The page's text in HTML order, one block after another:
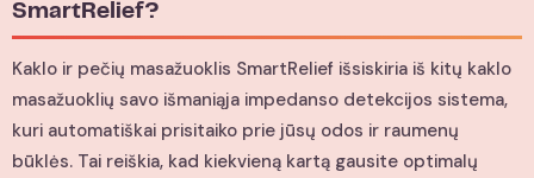
SmartRelief?
Kaklo ir pečių masažuoklis SmartRelief išsiskiria iš kitų kaklo
masažuoklių savo išmaniąja impedanso detekcijos sistema,
kuri automatiškai prisitaiko prie jūsų odos ir raumenų
būklės. Tai reiškia, kad kiekvieną kartą gausite optimalų